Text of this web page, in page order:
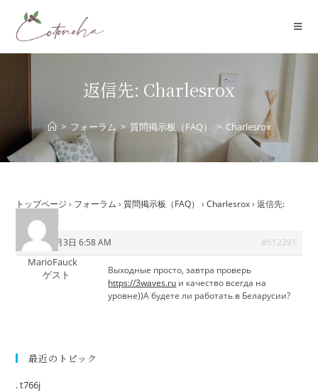
返信先: Charlesrox
> フォーラム > 質問掲示板（FAQ） > Charlesrox
トップページ › フォーラム › 質問掲示板（FAQ） › Charlesrox › 返信先:
Charlesrox
2026年6月3日 6:58 AM #612291
MarioFauck
ゲスト
Выходные просто, завтра проверь
https://3waves.ru и качество всегда на
уровне))А будете ли работать в Беларусии?
最近のトピック
. t766j